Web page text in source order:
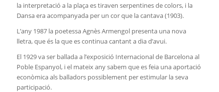
la interpretació a la plaça es tiraven serpentines de colors, i la
Dansa era acompanyada per un cor que la cantava (1903).
L’any 1987 la poetessa Agnès Armengol presenta una nova
lletra, que és la que es continua cantant a dia d’avui.
El 1929 va ser ballada a l’exposició Internacional de Barcelona al
Poble Espanyol, i el mateix any sabem que es feia una aportació
econòmica als balladors possiblement per estimular la seva
participació.